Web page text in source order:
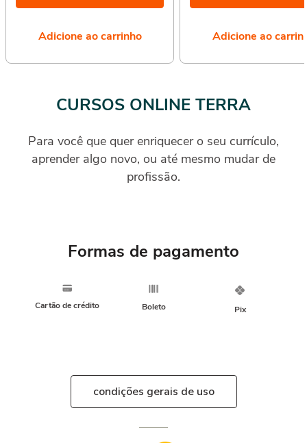
Adicione ao carrinho Adicione ao
CURSOS ONLINE TERRA
Para você que quer enriquecer o seu currículo,
aprender algo novo, ou até mesmo mudar de
profissão.
Formas de pagamento
Cartão de crédito Boleto Pix
condições gerais de uso